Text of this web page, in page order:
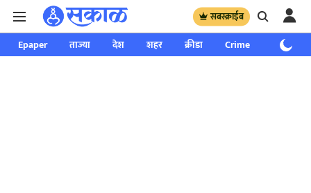
सबस्क्राईब
Epaper ताज्या देश शहर क्रीडा Crime साप्ताहिक